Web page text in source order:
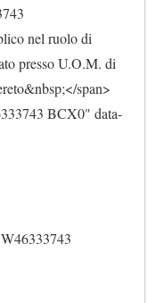
nel ruolo di
presso U.O.M. di
span>
BCX0" data-